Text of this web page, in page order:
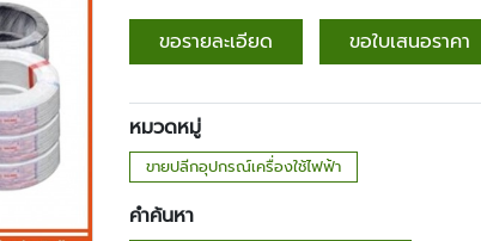
ขอรายละเอียด ขอใบเสนอราคา
หมวดหมู่
ขายปลีกอุปกรณ์เครื่องใช้ไฟฟ้า
คำค้นหา